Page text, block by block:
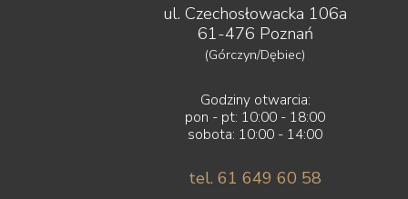
ul. Czechosłowacka 106a
61-476 Poznań
(Górczyn/Dębiec)
Godziny otwarcia:
pon - pt: 10:00 - 18:00
sobota: 10:00 - 14:00
tel. 61 649 60 58